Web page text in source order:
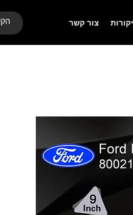
צור קשר